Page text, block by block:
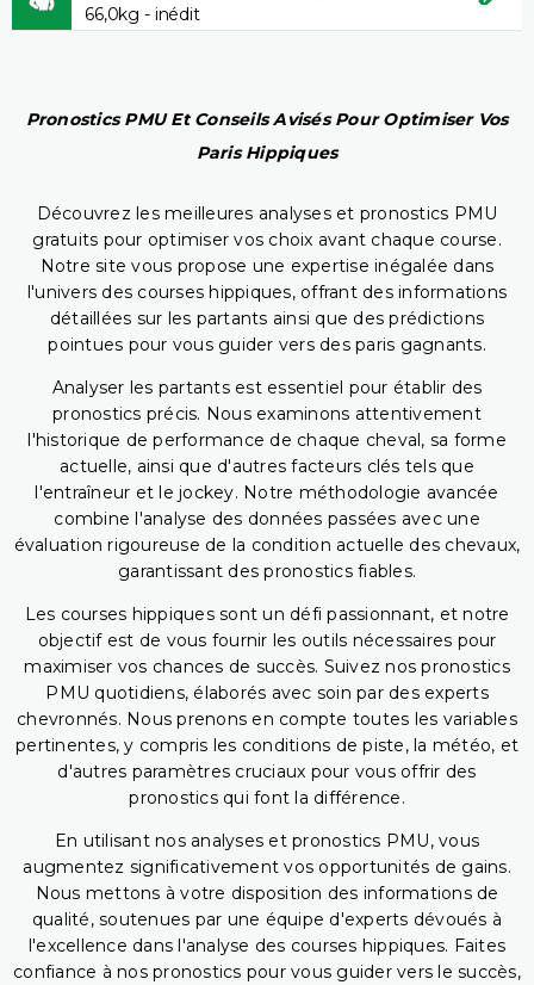
66,0kg - inédit
Pronostics PMU Et Conseils Avisés Pour Optimiser Vos
Paris Hippiques
Découvrez les meilleures analyses et pronostics PMU
gratuits pour optimiser vos choix avant chaque course.
Notre site vous propose une expertise inégalée dans
l'univers des courses hippiques, offrant des informations
détaillées sur les partants ainsi que des prédictions
pointues pour vous guider vers des paris gagnants.
Analyser les partants est essentiel pour établir des
pronostics précis. Nous examinons attentivement
l'historique de performance de chaque cheval, sa forme
actuelle, ainsi que d'autres facteurs clés tels que
l'entraîneur et le jockey. Notre méthodologie avancée
combine l'analyse des données passées avec une
évaluation rigoureuse de la condition actuelle des chevaux,
garantissant des pronostics fiables.
Les courses hippiques sont un défi passionnant, et notre
objectif est de vous fournir les outils nécessaires pour
maximiser vos chances de succès. Suivez nos pronostics
PMU quotidiens, élaborés avec soin par des experts
chevronnés. Nous prenons en compte toutes les variables
pertinentes, y compris les conditions de piste, la météo, et
d'autres paramètres cruciaux pour vous offrir des
pronostics qui font la différence.
En utilisant nos analyses et pronostics PMU, vous
augmentez significativement vos opportunités de gains.
Nous mettons à votre disposition des informations de
qualité, soutenues par une équipe d'experts dévoués à
l'excellence dans l'analyse des courses hippiques. Faites
confiance à nos pronostics pour vous guider vers le succès,